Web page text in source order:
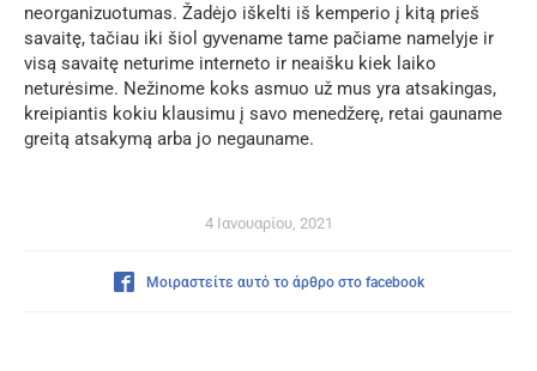
neorganizuotumas. Žadėjo iškelti iš kemperio į kitą prieš
savaitę, tačiau iki šiol gyvename tame pačiame namelyje ir
visą savaitę neturime interneto ir neaišku kiek laiko
neturėsime. Nežinome koks asmuo už mus yra atsakingas,
kreipiantis kokiu klausimu į savo menedžerę, retai gauname
greitą atsakymą arba jo negauname.
4 Ιανουαρίου, 2021
Μοιραστείτε αυτό το άρθρο στο facebook